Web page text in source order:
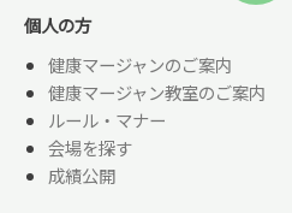
個人の方
健康マージャンのご案内
健康マージャン教室のご案内
ルール・マナー
会場を探す
成績公開